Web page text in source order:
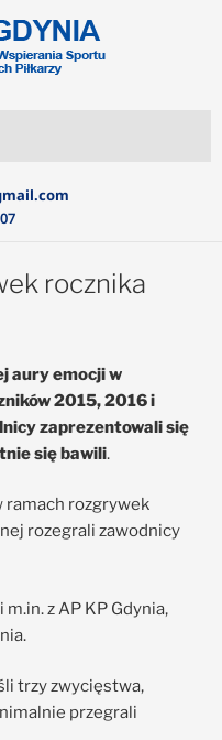
rocznika
aury emocji w
2015, 2016 i
zaprezentowali się
się bawili.
ramach rozgrywek
rozegrali zawodnicy
z AP KP Gdynia,
trzy zwycięstwa,
przegrali